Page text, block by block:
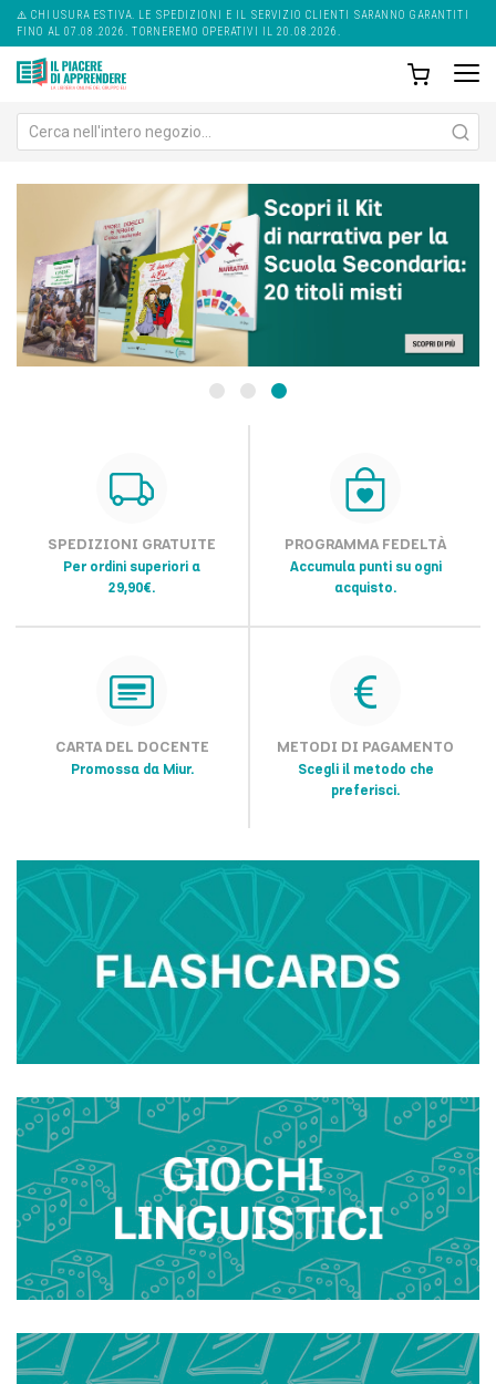
⚠️ CHIUSURA ESTIVA. LE SPEDIZIONI E IL SERVIZIO CLIENTI SARANNO GARANTITI
FINO AL 07.08.2026. TORNEREMO OPERATIVI IL 20.08.2026.
SPEDIZIONI GRATUITE
Per ordini superiori a
29,90€.
PROGRAMMA FEDELTÀ
Accumula punti su ogni
acquisto.
CARTA DEL DOCENTE
Promossa da Miur.
METODI DI PAGAMENTO
Scegli il metodo che
preferisci.